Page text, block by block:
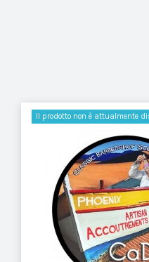
Il prodotto non è attualmente